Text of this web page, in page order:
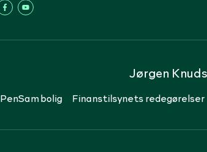
Jørgen
PenSam bolig Finanstilsynets redegørelser